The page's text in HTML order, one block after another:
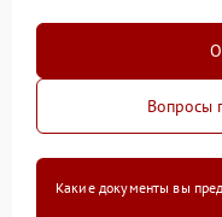
Вопросы
Какие документы вы